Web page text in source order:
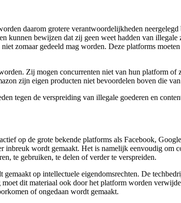
daarom grotere verantwoordelijkheden
kunnen bewijzen dat zij geen weet hadden van
zomaar gedeeld mag worden. Deze platforms
Zij mogen concurrenten niet van hun platform
zijn eigen producten niet bevoordelen boven die
tegen de verspreiding van illegale goederen en
op de grote bekende platforms als Facebook,
wordt gemaakt. Het is namelijk eenvoudig om
te gebruiken, te delen of verder te verspreiden.
op intellectuele eigendomsrechten. De
dit materiaal ook door het platform worden
of ongedaan wordt gemaakt.